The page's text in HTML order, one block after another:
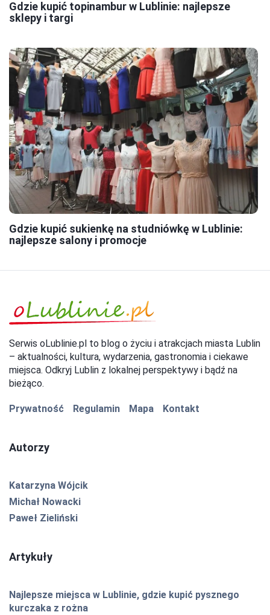
Gdzie kupić topinambur w Lublinie: najlepsze
sklepy i targi
Gdzie kupić sukienkę na studniówkę w Lublinie:
najlepsze salony i promocje
Serwis oLublinie.pl to blog o życiu i atrakcjach miasta Lublin
– aktualności, kultura, wydarzenia, gastronomia i ciekawe
miejsca. Odkryj Lublin z lokalnej perspektywy i bądź na
bieżąco.
Prywatność Regulamin Mapa Kontakt
Autorzy
Katarzyna Wójcik
Michał Nowacki
Paweł Zieliński
Artykuły
Najlepsze miejsca w Lublinie, gdzie kupić pysznego
kurczaka z rożna